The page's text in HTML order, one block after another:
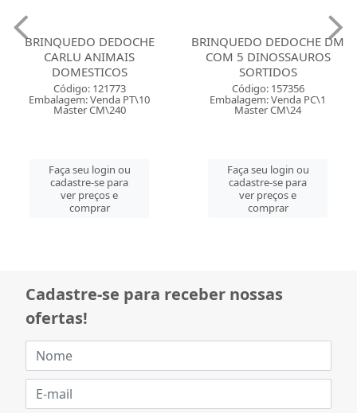
BRINQUEDO DEDOCHE
CARLU ANIMAIS
DOMESTICOS
Código: 121773
Embalagem: Venda PT\10
Master CM\240
Faça seu login ou
cadastre-se para
ver preços e
comprar
BRINQUEDO DEDOCHE DM
COM 5 DINOSSAUROS
SORTIDOS
Código: 157356
Embalagem: Venda PC\1
Master CM\24
Faça seu login ou
cadastre-se para
ver preços e
comprar
Cadastre-se para receber nossas
ofertas!